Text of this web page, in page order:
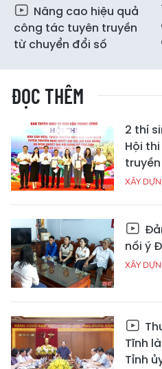
Nâng cao hiệu quả
công tác tuyên truyền
từ chuyển đổi số
ĐỌC THÊM
2 thí
Hội
XÂY
nối ý
XÂY
Tĩnh
Tỉnh